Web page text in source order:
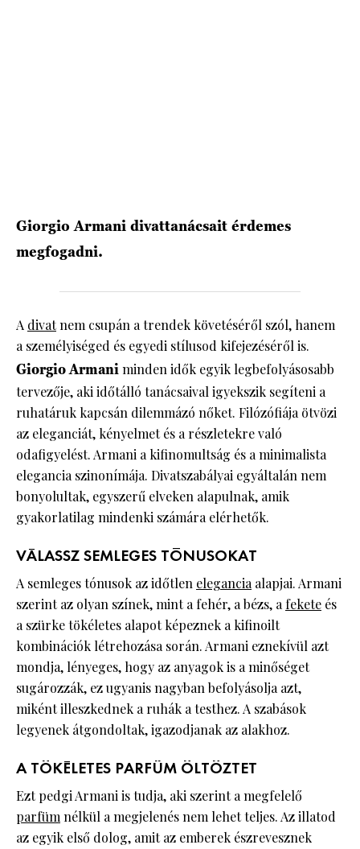
Giorgio Armani divattanácsait érdemes
megfogadni.
A divatnem csupán a trendek követéséről szól, hanem
a személyiséged és egyedi stílusod kifejezéséről is.
Giorgio Armaniminden idők egyik legbefolyásosabb
tervezője, aki időtálló tanácsaival igyekszik segíteni a
ruhatáruk kapcsán dilemmázó nőket. Filózófiája ötvözi
az eleganciát, kényelmet és a részletekre való
odafigyelést. Armani a kifinomultság és a minimalista
elegancia szinonímája. Divatszabályai egyáltalán nem
bonyolultak, egyszerű elveken alapulnak, amik
gyakorlatilag mindenki számára elérhetők.
VÁLASSZ SEMLEGES TÓNUSOKAT
A semleges tónusok az időtlen eleganciaalapjai. Armani
szerint az olyan színek, mint a fehér, a bézs, afekete és
a szürke tökéletes alapot képeznek a kifinoilt
kombinációk létrehozása során. Armani eznekívül azt
mondja, lényeges, hogy az anyagok is a minőséget
sugározzák, ez ugyanis nagyban befolyásolja azt,
miként illeszkednek a ruhák a testhez. A szabások
legyenek átgondoltak, igazodjanak az alakhoz.
A TÖKÉLETES PARFÜM ÖLTÖZTET
Ezt pedgi Armani is tudja, aki szerint a megfelelő
parfümnélkül a megjelenés nem lehet teljes. Az illatod
az egyik első dolog, amit az emberek észrevesznek